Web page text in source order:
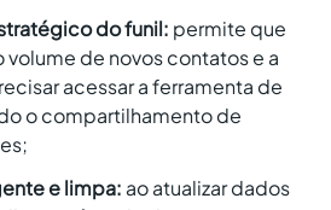
do funil: permite que
volume de novos contatos e a
acessar a ferramenta de
o compartilhamento de
e limpa: ao atualizar dados